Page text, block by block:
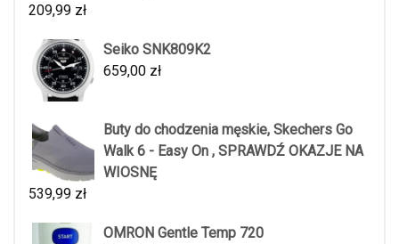
209,99 zł
Seiko SNK809K2
659,00 zł
Buty do chodzenia męskie, Skechers Go
Walk 6 - Easy On , SPRAWDŹ OKAZJE NA
WIOSNĘ
539,99 zł
OMRON Gentle Temp 720